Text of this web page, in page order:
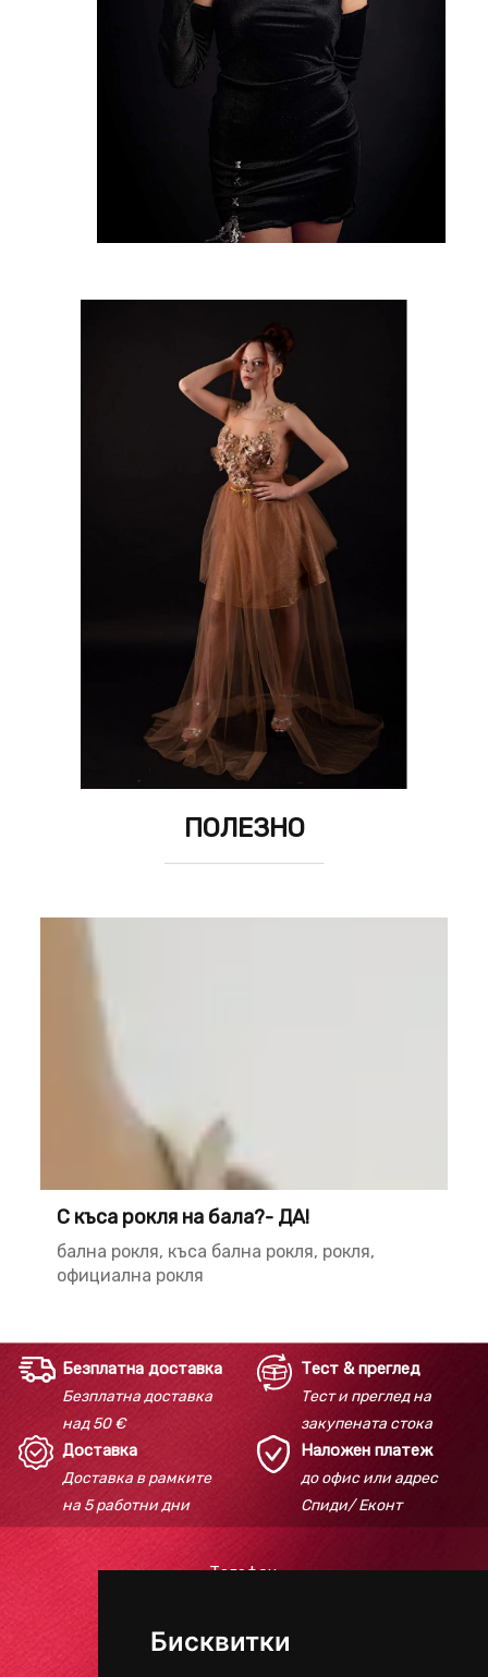
Бисквитки
ПОЛЕЗНО
С къса рокля на бала?- ДА!
бална рокля, къса бална рокля, рокля,
официална рокля
Безплатна доставка
Безплатна доставка
над 50 €
Тест & преглед
Тест и преглед на
закупената стока
Доставка
Доставка в рамките
на 5 работни дни
Наложен платеж
до офис или адрес
Спиди/ Еконт
Телефон:
E-mail: